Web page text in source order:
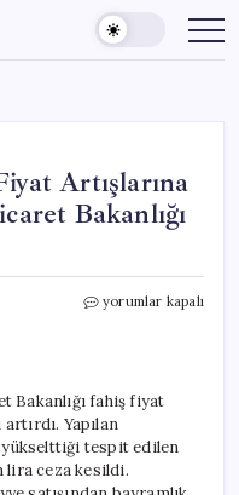
Artışlarına
Bakanlığı
Bayram
Karşı
Sert
Denetim:
Ticaret
Bakanlığı
yorumlar kapalı
Bakanlığı fahiş fiyat
Yapılan
yükselttiği tespit edilen
lira ceza kesildi.